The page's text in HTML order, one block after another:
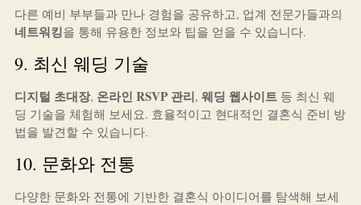
다른 예비 부부들과 만나 경험을 공유하고, 업계 전문가들과의
네트워킹을 통해 유용한 정보와 팁을 얻을 수 있습니다.
9. 최신 웨딩 기술
디지털 초대장, 온라인 RSVP 관리, 웨딩 웹사이트등 최신 웨
딩 기술을 체험해 보세요. 효율적이고 현대적인 결혼식 준비 방
법을 발견할 수 있습니다.
10. 문화와 전통
다양한 문화와 전통에 기반한 결혼식 아이디어를 탐색해 보세